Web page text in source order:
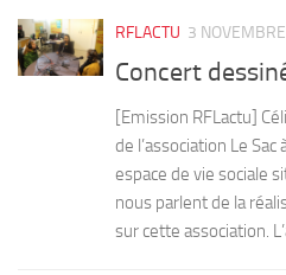
RFLACTU 3
Concert
[Emission RFLactu]
de l’association Le
espace de vie sociale
nous parlent de la
sur cette association.